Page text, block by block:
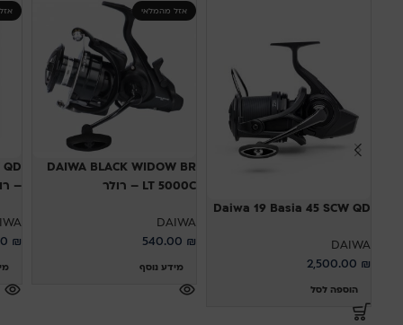
Daiwa 19 Basia 45 SCW QD
DAIWA
2,500.00 ₪
הוספה לסל
אזל מהמלאי
DAIWA BLACK WIDOW BR
LT 5000C – רולר
DAIWA
540.00 ₪
מידע נוסף
QD
–
₪